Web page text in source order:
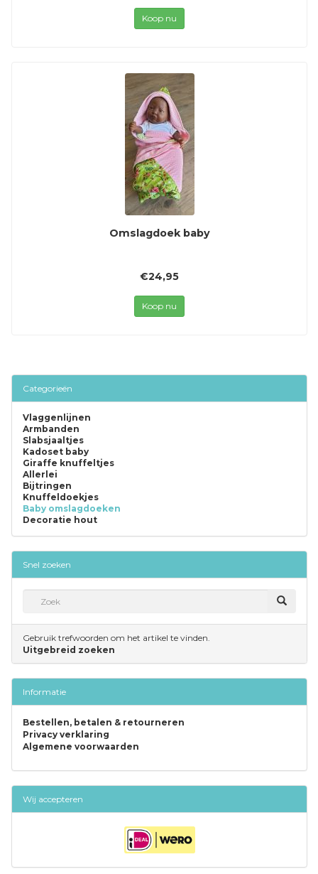
Koop nu
Omslagdoek baby
€24,95
Koop nu
Categorieën
Vlaggenlijnen
Armbanden
Slabsjaaltjes
Kadoset baby
Giraffe knuffeltjes
Allerlei
Bijtringen
Knuffeldoekjes
Baby omslagdoeken
Decoratie hout
Snel zoeken
Gebruik trefwoorden om het artikel te vinden.
Uitgebreid zoeken
Informatie
Bestellen, betalen & retourneren
Privacy verklaring
Algemene voorwaarden
Wij accepteren